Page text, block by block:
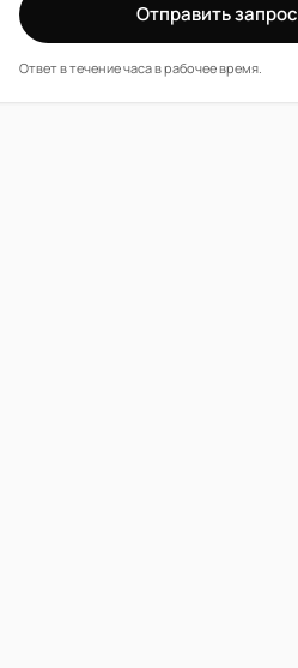
Отправить запрос
Ответ в течение часа в рабочее время.